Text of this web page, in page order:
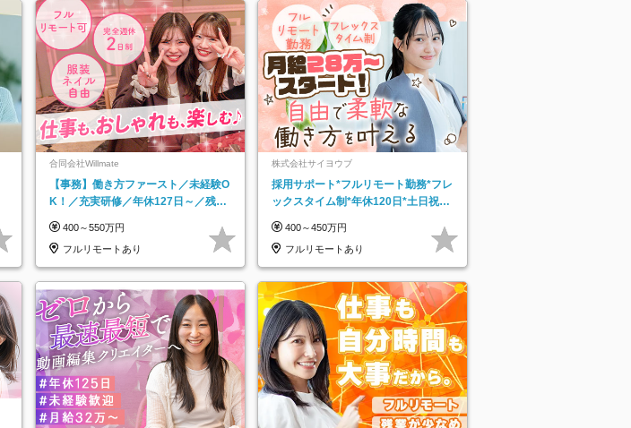
合同会社Willmate
【事務】働き方ファースト／未経験O
K！／充実研修／年休127日～／残業
400～550万円
フルリモートあり
株式会社サイヨウブ
採用サポート*フルリモート勤務*フレ
ックスタイム制*年休120日*土日祝休
400～450万円
フルリモートあり